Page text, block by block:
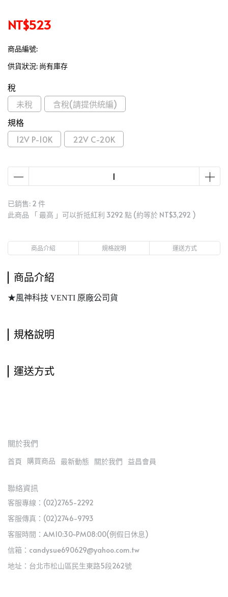
NT$523
商品編號:
供貨狀況: 尚有庫存
稅
未稅
含稅(請提供統編)
規格
12V P-10K
22V C-20K
已銷售: 2 件
此商品 「 最高 」可以折抵紅利 3292 點 (約等於 NT$3,292 )
商品介紹 規格說明 運送方式
商品介紹
★風神科技 VENTI 原廠公司貨
規格說明
運送方式
關於我們
首頁 購買商品 最新動態 關於我們 益昌會員
聯絡資訊
客服專線：(02)2765-2292
客服傳真：(02)2746-9793
客服時間：AM10:30~PM08:00(例假日休息)
信箱：candysue690629@yahoo.com.tw
地址：台北市松山區民生東路5段262號